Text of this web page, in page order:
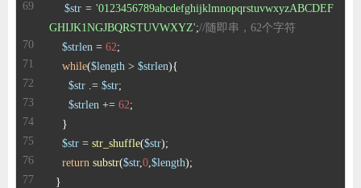
$str = '0123456789abcdefghijklmnopqrstuvwxyzABCDEF
GHIJK1NGJBQRSTUVWXYZ';//随即串，62个字符
$strlen = 62
while($length > $strlen
$str .= $str
$strlen += 62
$str = str_shuffle($str
return substr($str, 0, $length